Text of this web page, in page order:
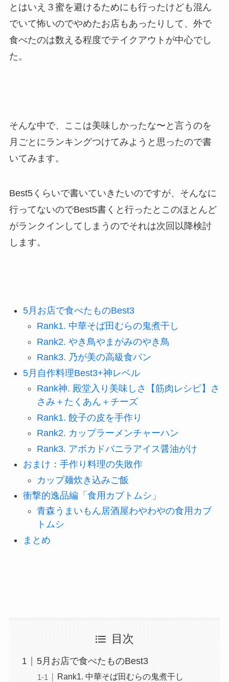
とはいえ３蜜を避けるためにも行ったけども混ん
でいて怖いのでやめたお店もあったりして、外で
食べたのは数える程度でテイクアウトが中心でし
た。
そんな中で、ここは美味しかったな〜と言うのを
月ごとにランキングつけてみようと思ったので書
いてみます。
Best5くらいで書いていきたいのですが、そんなに
行ってないのでBest5書くと行ったとこのほとんど
がランクインしてしまうのでそれは次回以降検討
します。
5月お店で食べたものBest3
Rank1. 中華そば田むらの鬼煮干し
Rank2. やき鳥やまがみのやき鳥
Rank3. 乃が美の高級食パン
5月自作料理Best3+神レベル
Rank神. 殿堂入り美味しさ【筋肉レシピ】さ
さみ＋たくあん＋チーズ
Rank1. 餃子の皮を手作り
Rank2. カップラーメンチャーハン
Rank3. アボカドバニラアイス醤油がけ
おまけ：手作り料理の失敗作
カップ麺炊き込みご飯
衝撃的逸品編「食用カブトムシ」
青森うまいもん居酒屋わやわやの食用カブ
トムシ
まとめ
目次
5月お店で食べたものBest3
Rank1. 中華そば田むらの鬼煮干し